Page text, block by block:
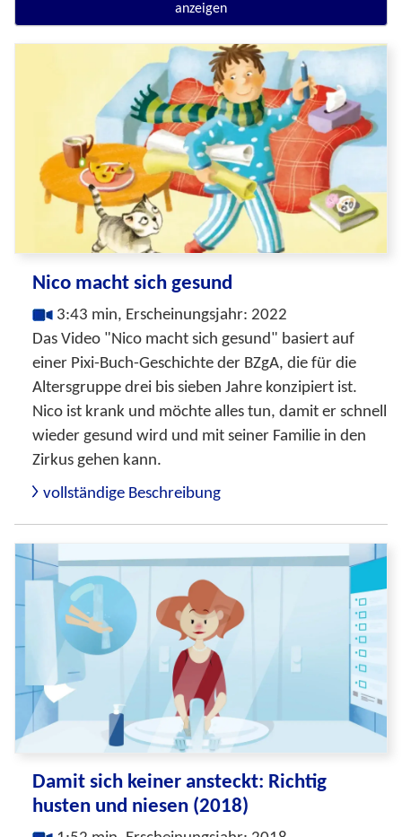
anzeigen
Nico macht sich gesund
3:43 min, Erscheinungsjahr: 2022
Das Video "Nico macht sich gesund" basiert auf
einer Pixi-Buch-Geschichte der BZgA, die für die
Altersgruppe drei bis sieben Jahre konzipiert ist.
Nico ist krank und möchte alles tun, damit er schnell
wieder gesund wird und mit seiner Familie in den
Zirkus gehen kann.
vollständige Beschreibung
Damit sich keiner ansteckt: Richtig
husten und niesen (2018)